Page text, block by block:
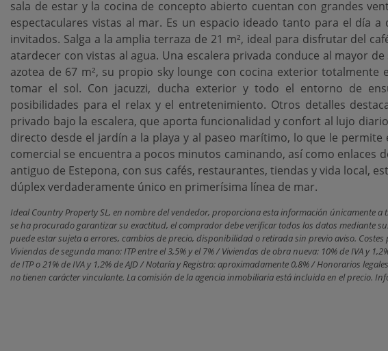
sala de estar y la cocina de concepto abierto cuentan con grandes
espectaculares vistas al mar. Es un espacio ideado tanto para el día
invitados. Salga a la amplia terraza de 21 m², ideal para disfrutar del
atardecer con vistas al agua. Una escalera privada conduce al mayor
azotea de 67 m², su propio sky lounge con cocina exterior totalmente
tomar el sol. Con jacuzzi, ducha exterior y todo el entorno de
posibilidades para el relax y el entretenimiento. Otros detalles
privado bajo la escalera, que aporta funcionalidad y confort al lujo
directo desde el jardín a la playa y al paseo marítimo, lo que le
comercial se encuentra a pocos minutos caminando, así como enlaces
‌antiguo ‌de Estepona, ‌con sus cafés, ‌restaurantes, ‌tiendas y ‌vida local,
dúplex verdaderamente ‌único ‌en ‌primerísima ‌línea ‌de ‌mar.
Ideal Country Property SL, en nombre del vendedor, proporciona esta información únicamente
se ha procurado garantizar su exactitud, el comprador debe verificar todos los datos mediante
puede estar sujeta a errores, cambios de precio, disponibilidad o retirada sin previo aviso.
Viviendas de segunda mano: ITP entre el 3,5% y el 7% / Viviendas de obra nueva: 10% de IVA y
de ITP o 21% de IVA y 1,2% de AJD / Notaría y Registro: aproximadamente 0,8% / Honorarios
no tienen carácter vinculante. La comisión de la agencia inmobiliaria está incluida en el precio.